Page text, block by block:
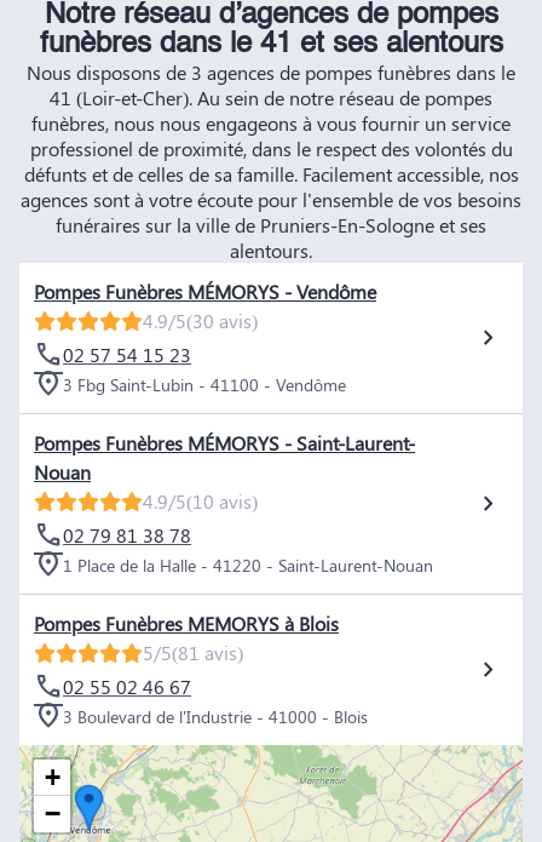
Notre réseau d’agences de pompes
funèbres dans le 41 et ses alentours
Nous disposons de 3 agences de pompes funèbres dans le
41 (Loir-et-Cher). Au sein de notre réseau de pompes
funèbres, nous nous engageons à vous fournir un service
professionel de proximité, dans le respect des volontés du
défunts et de celles de sa famille. Facilement accessible, nos
agences sont à votre écoute pour l'ensemble de vos besoins
funéraires sur la ville de Pruniers-En-Sologne et ses
alentours.
Pompes Funèbres MÉMORYS - Vendôme
4.9/5(30 avis)
02 57 54 15 23
3 Fbg Saint-Lubin - 41100 - Vendôme
Pompes Funèbres MÉMORYS - Saint-Laurent-
Nouan
4.9/5(10 avis)
02 79 81 38 78
1 Place de la Halle - 41220 - Saint-Laurent-Nouan
Pompes Funèbres MEMORYS à Blois
5/5(81 avis)
02 55 02 46 67
3 Boulevard de l'Industrie - 41000 - Blois
+
−